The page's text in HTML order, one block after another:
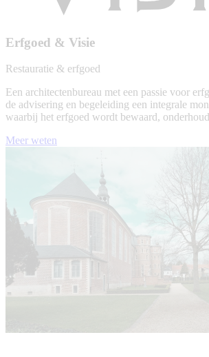
Erfgoed & Visie
Restauratie & erfgoed
Een architectenbureau met een passie voor
de advisering en begeleiding een integrale
waarbij het erfgoed wordt bewaard,
Meer weten